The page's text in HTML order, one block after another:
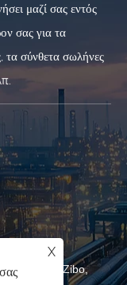
μαζί σας εντός
σας για τα
τα σύνθετα σωλήνες
Linzi, πόλη Zibo,
X